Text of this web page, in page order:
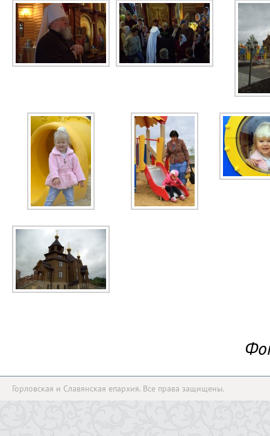
Горловская и Славянская епархия. Все права защищены.